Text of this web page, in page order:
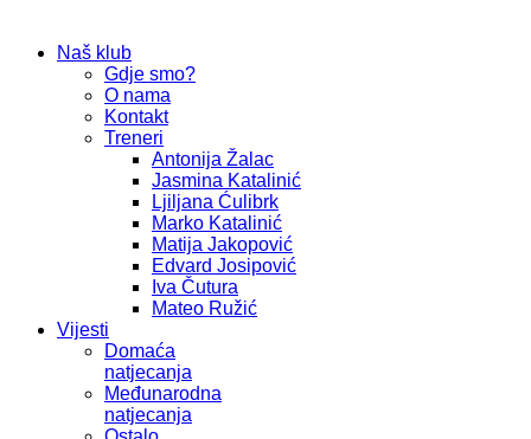
Naš klub
Gdje smo?
O nama
Kontakt
Treneri
Antonija Žalac
Jasmina Katalinić
Ljiljana Ćulibrk
Marko Katalinić
Matija Jakopović
Edvard Josipović
Iva Čutura
Mateo Ružić
Vijesti
Domaća
natjecanja
Međunarodna
natjecanja